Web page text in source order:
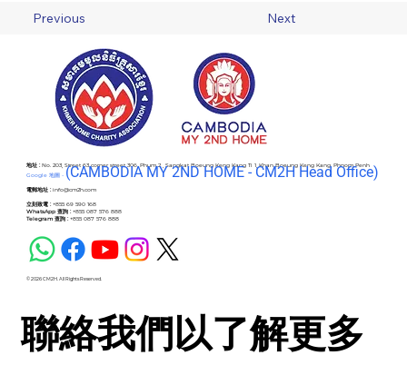
Previous Next
地址 :No. 203, Street 63 corner street 306, Phum 2 , Sangkat Boeung Keng Kang Ti 1, Khan Boeung Keng Kang, Phnom Penh
Google 地圖 - (CAMBODIA MY 2ND HOME - CM2H Head Office)
電郵地址 : info@cm2h.com
立刻致電 :+855 69 590 168
WhatsApp 查詢 :+855 087 576 888
Telegram 查詢 :+855 087 576 888
© 2026 CM2H. All Rights Reserved.
聯絡我們以了解更多